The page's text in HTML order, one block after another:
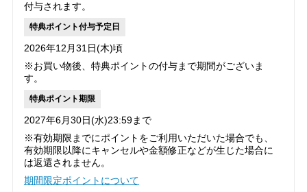
付与されます。
特典ポイント付与予定日
2026年12月31日(木)頃
※お買い物後、特典ポイントの付与まで期間がございま
す。
特典ポイント期限
2027年6月30日(水)23:59まで
※有効期限までにポイントをご利用いただいた場合でも、
有効期限以降にキャンセルや金額修正などが生じた場合に
は返還されません。
期間限定ポイントについて